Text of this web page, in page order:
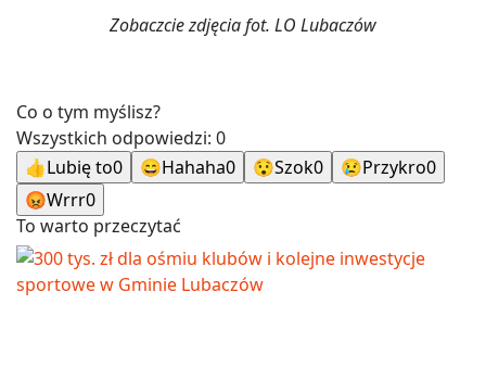
Zobaczcie zdjęcia fot. LO Lubaczów
Co o tym myślisz?
Wszystkich odpowiedzi: 0
👍Lubię to0 😄Hahaha0 😯Szok0 😢Przykro0
😡Wrrr0
To warto przeczytać